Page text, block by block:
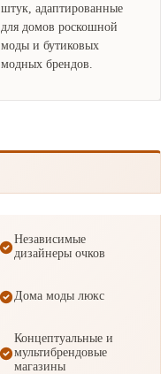
штук, адаптированные
для домов роскошной
моды и бутиковых
модных брендов.
Независимые
дизайнеры очков
Дома моды люкс
Концептуальные и
мультибрендовые
магазины